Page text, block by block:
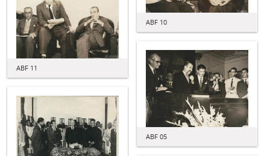
ABF 10
ABF 11
ABF 05